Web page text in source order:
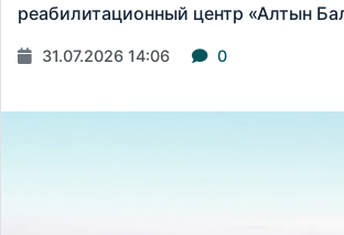
реабилитационный центр «Алтын
31.07.2026 14:06 0